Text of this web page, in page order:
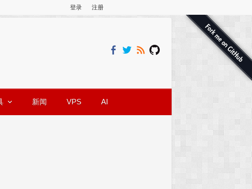
登录 注册
新闻 VPS AI